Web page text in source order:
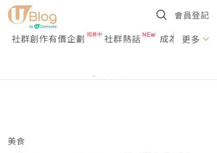
會員登記
社群創作有價企劃 社群熱話 成為U更多
美食